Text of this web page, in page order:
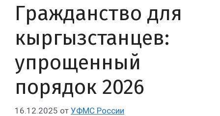
Гражданство для
кыргызстанцев:
упрощенный
порядок 2026
16.12.2025 от УФМС России